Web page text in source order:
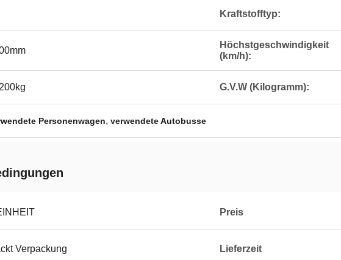
Kraftstofftyp:
Höchstgeschwindigkeit
(km/h):
G.V.W (Kilogramm):
Personenwagen, verwendete Autobusse
Preis
Verpackung Lieferzeit